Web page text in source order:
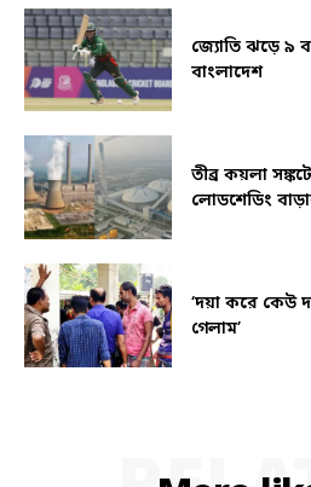
জ্যোতি ঝড়ে ৯
বাংলাদেশ
তীব্র কয়লা
লোডশেডিং
‘দয়া করে কেউ
গেলাম’